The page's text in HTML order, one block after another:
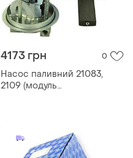
4173 грн 0
Насос паливний 21083,
2109 (модуль